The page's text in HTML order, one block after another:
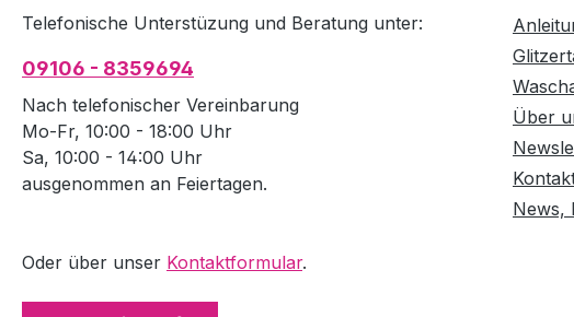
Telefonische Unterstüzung und Beratung unter:
09106 - 8359694
Nach telefonischer Vereinbarung
Mo-Fr, 10:00 - 18:00 Uhr
Sa, 10:00 - 14:00 Uhr
ausgenommen an Feiertagen.
Oder über unser Kontaktformular.
Über
News,